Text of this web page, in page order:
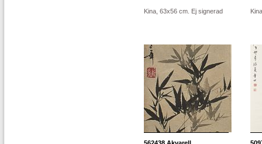
Kina, 63x56 cm. Ej signerad